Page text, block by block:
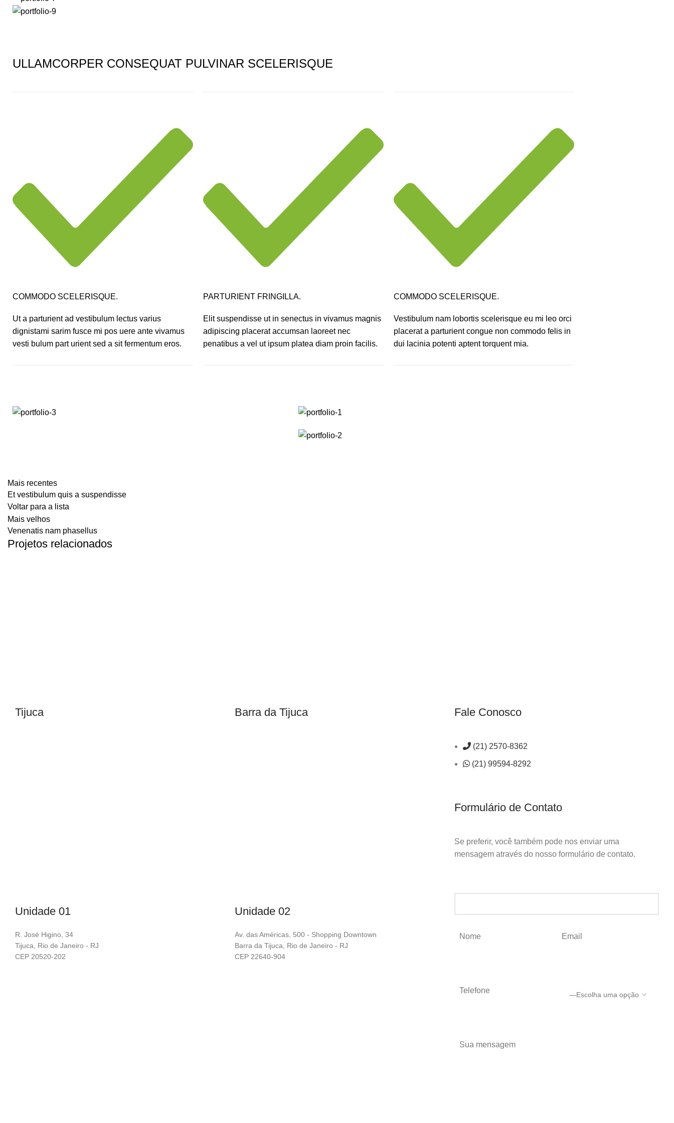
ULLAMCORPER CONSEQUAT PULVINAR SCELERISQUE
COMMODO SCELERISQUE.
Ut a parturient ad vestibulum lectus varius
dignistami sarim fusce mi pos uere ante vivamus
vesti bulum part urient sed a sit fermentum eros.
PARTURIENT FRINGILLA.
Elit suspendisse ut in senectus in vivamus magnis
adipiscing placerat accumsan laoreet nec
penatibus a vel ut ipsum platea diam proin facilis.
COMMODO SCELERISQUE.
Vestibulum nam lobortis scelerisque eu mi leo orci
placerat a parturient congue non commodo felis in
dui lacinia potenti aptent torquent mia.
Mais recentes
Et vestibulum quis a suspendisse
Voltar para a lista
Mais velhos
Venenatis nam phasellus
Projetos relacionados
Tijuca
Unidade 01
R. José Higino, 34
Tijuca, Rio de Janeiro - RJ
CEP 20520-202
Barra da Tijuca
Unidade 02
Av. das Américas, 500 - Shopping Downtown
Barra da Tijuca, Rio de Janeiro - RJ
CEP 22640-904
Fale Conosco
(21) 2570-8362
(21) 99594-8292
Formulário de Contato
Se preferir, você também pode nos enviar uma
mensagem através do nosso formulário de contato.
Nome Email
Telefone
Sua mensagem